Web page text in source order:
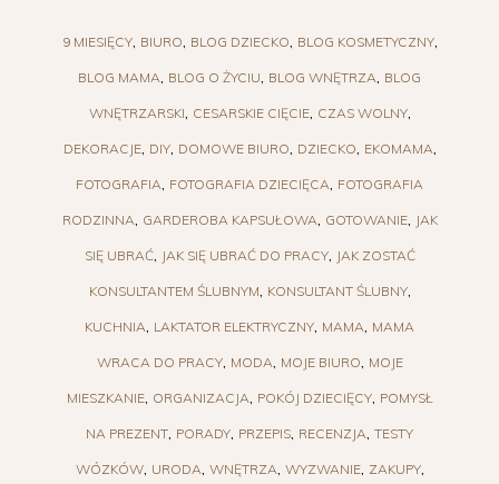
9 MIESIĘCY BIURO BLOG DZIECKO BLOG KOSMETYCZNY
BLOG MAMA BLOG O ŻYCIU BLOG WNĘTRZA BLOG
WNĘTRZARSKI CESARSKIE CIĘCIE CZAS WOLNY
DEKORACJE DIY DOMOWE BIURO DZIECKO EKOMAMA
FOTOGRAFIA FOTOGRAFIA DZIECIĘCA FOTOGRAFIA
RODZINNA GARDEROBA KAPSUŁOWA GOTOWANIE JAK
SIĘ UBRAĆ JAK SIĘ UBRAĆ DO PRACY JAK ZOSTAĆ
KONSULTANTEM ŚLUBNYM KONSULTANT ŚLUBNY
KUCHNIA LAKTATOR ELEKTRYCZNY MAMA MAMA
WRACA DO PRACY MODA MOJE BIURO MOJE
MIESZKANIE ORGANIZACJA POKÓJ DZIECIĘCY POMYSŁ
NA PREZENT PORADY PRZEPIS RECENZJA TESTY
WÓZKÓW URODA WNĘTRZA WYZWANIE ZAKUPY